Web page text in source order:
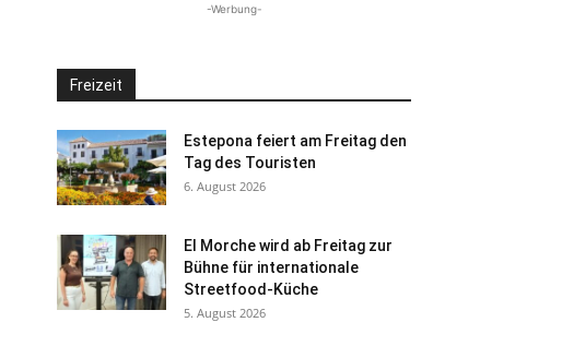
-Werbung-
Freizeit
Estepona feiert am Freitag den
Tag des Touristen
6. August 2026
El Morche wird ab Freitag zur
Bühne für internationale
Streetfood-Küche
5. August 2026